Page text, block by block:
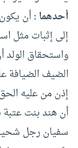
أحدهما :أن
إلى إثبات مثل
واستحقاق الولد
الضيف الضيافة
إذن من عليه
أن هند بنت عتبة
سفيان رجل شحيح